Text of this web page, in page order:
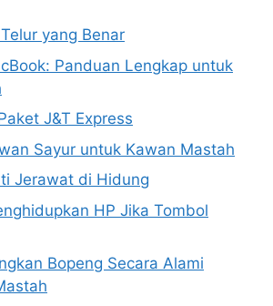
yang Benar
Panduan Lengkap untuk
J&T Express
Sayur untuk Kawan Mastah
Jerawat di Hidung
HP Jika Tombol
Bopeng Secara Alami